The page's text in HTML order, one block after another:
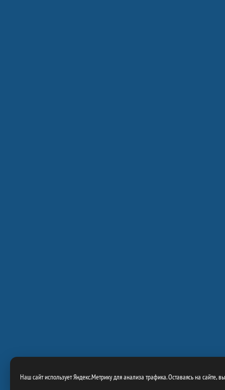
Наш сайт использует Яндекс.Метрику для анализа трафика. Оставаясь на сайте,